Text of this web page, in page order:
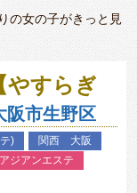
の女の子がきっと見
やすらぎ
阪市生野区
)
関西 大阪
アジアンエステ